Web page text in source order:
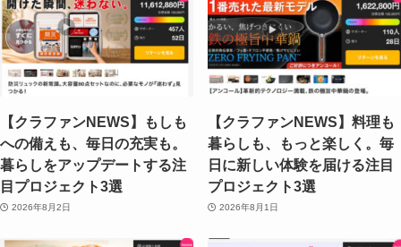
【クラファンNEWS】もしも
への備えも、毎日の充実も。
暮らしをアップデートする注
目プロジェクト3選
2026年8月2日
【クラファンNEWS】料理も
暮らしも、もっと楽しく。毎
日に新しい体験を届ける注目
プロジェクト3選
2026年8月1日